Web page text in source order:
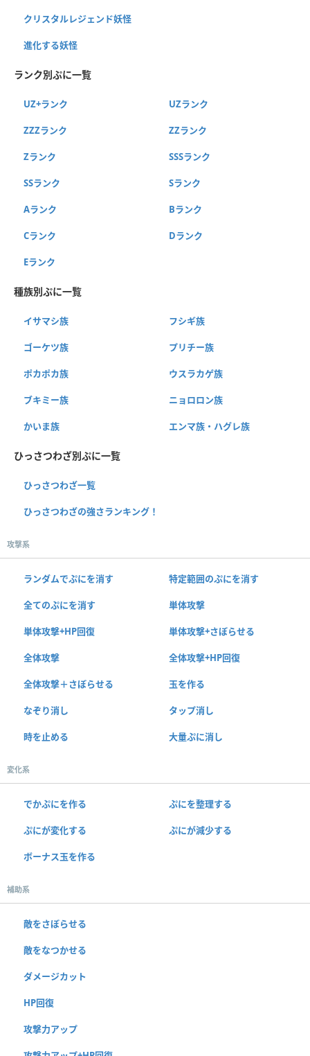
クリスタルレジェンド妖怪
進化する妖怪
ランク別ぷに一覧
UZ+ランク UZランク
ZZZランク ZZランク
Zランク SSSランク
SSランク Sランク
Aランク Bランク
Cランク Dランク
Eランク
種族別ぷに一覧
イサマシ族 フシギ族
ゴーケツ族 プリチー族
ポカポカ族 ウスラカゲ族
ブキミー族 ニョロロン族
かいま族 エンマ族・ハグレ族
ひっさつわざ別ぷに一覧
ひっさつわざ一覧
ひっさつわざの強さランキング！
攻撃系
ランダムでぷにを消す 特定範囲のぷにを消す
全てのぷにを消す 単体攻撃
単体攻撃+HP回復 単体攻撃+さぼらせる
全体攻撃 全体攻撃+HP回復
全体攻撃＋さぼらせる 玉を作る
なぞり消し タップ消し
時を止める 大量ぷに消し
変化系
でかぷにを作る ぷにを整理する
ぷにが変化する ぷにが減少する
ボーナス玉を作る
補助系
敵をさぼらせる
敵をなつかせる
ダメージカット
HP回復
攻撃力アップ